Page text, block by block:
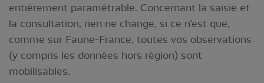
entièrement paramétrable. Concernant la saisie et
la consultation, rien ne change, si ce n’est que,
comme sur Faune-France, toutes vos observations
(y compris les données hors région) sont
mobilisables.